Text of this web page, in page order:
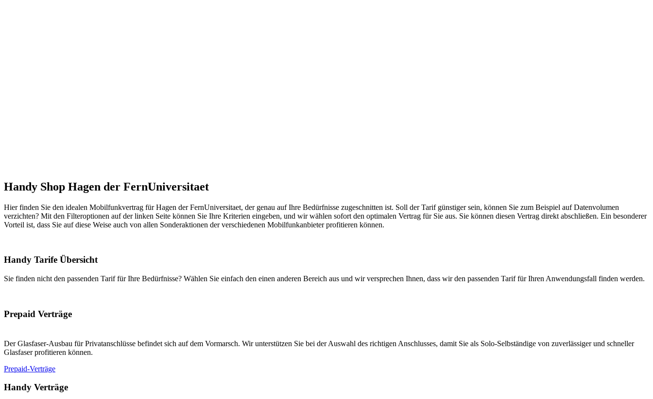
Handy Shop Hagen der FernUniversitaet
Hier finden Sie den idealen Mobilfunkvertrag für Hagen der FernUniversitaet, der genau auf Ihre Bedürfnisse zugeschnitten ist. Soll der Tarif günstiger sein, können Sie zum Beispiel auf Datenvolumen
verzichten? Mit den Filteroptionen auf der linken Seite können Sie Ihre Kriterien eingeben, und wir wählen sofort den optimalen Vertrag für Sie aus. Sie können diesen Vertrag direkt abschließen. Ein besonderer
Vorteil ist, dass Sie auf diese Weise auch von allen Sonderaktionen der verschiedenen Mobilfunkanbieter profitieren können.
Handy Tarife Übersicht
Sie finden nicht den passenden Tarif für Ihre Bedürfnisse? Wählen Sie einfach den einen anderen Bereich aus und wir versprechen Ihnen, dass wir den passenden Tarif für Ihren Anwendungsfall finden werden.
Prepaid Verträge
Der Glasfaser-Ausbau für Privatanschlüsse befindet sich auf dem Vormarsch. Wir unterstützen Sie bei der Auswahl des richtigen Anschlusses, damit Sie als Solo-Selbständige von zuverlässiger und schneller
Glasfaser profitieren können.
Prepaid-Verträge
Handy Verträge